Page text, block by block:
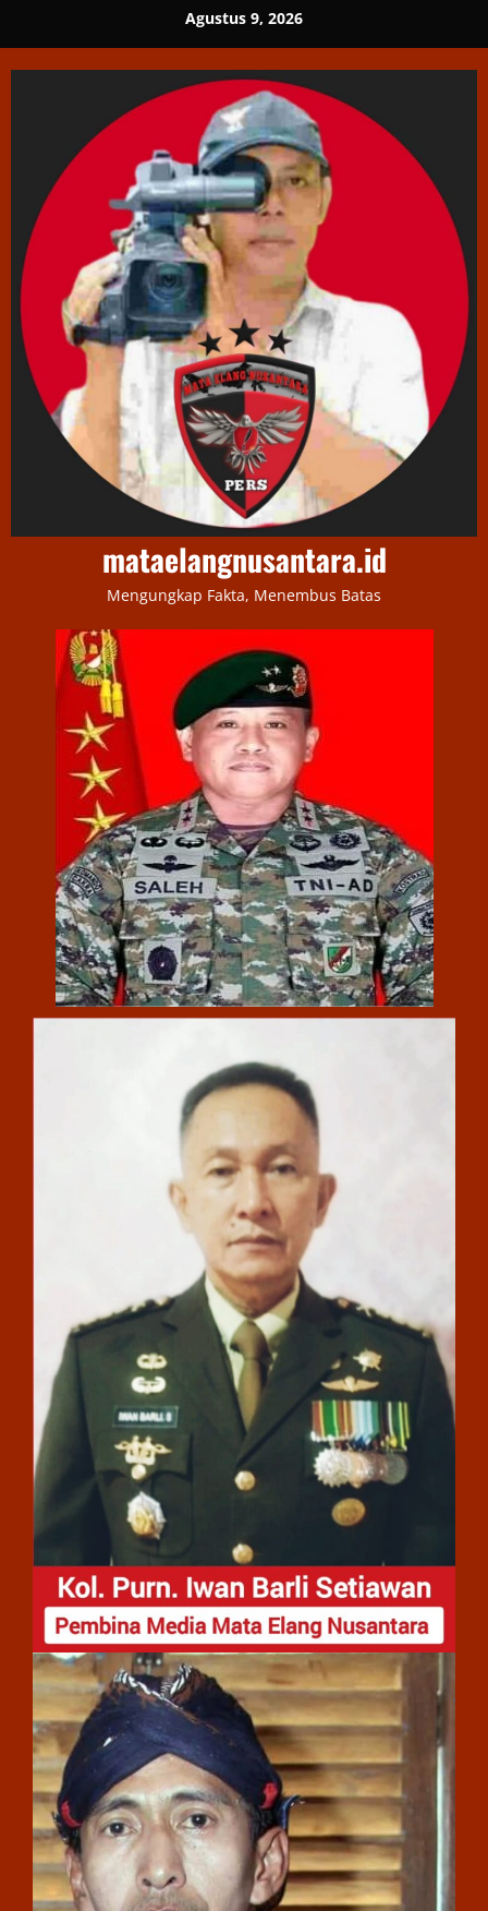
to
content
Agustus 9, 2026
mataelangnusantara.id
Mengungkap Fakta, Menembus Batas